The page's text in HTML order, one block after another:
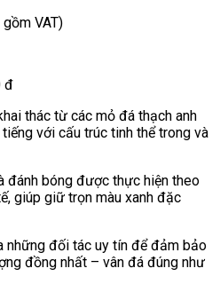
VAT)
đ
thác từ các mỏ đá thạch anh
với cấu trúc tinh thể trong và
đánh bóng được thực hiện theo
giúp giữ trọn màu xanh đặc
những đối tác uy tín để đảm bảo
đồng nhất – vân đá đúng như